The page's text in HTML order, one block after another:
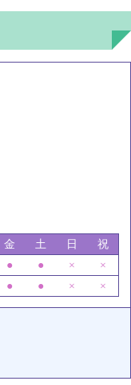
金 土 日
祝
● ● ×
×
● ● × ×